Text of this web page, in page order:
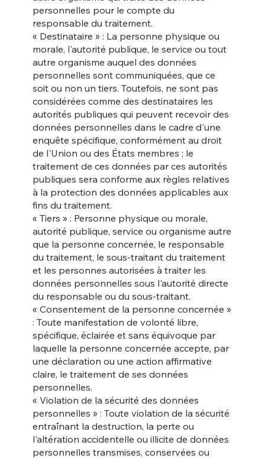
personnelles pour le compte du
responsable du traitement.
« Destinataire » : La personne physique ou
morale, l'autorité publique, le service ou tout
autre organisme auquel des données
personnelles sont communiquées, que ce
soit ou non un tiers. Toutefois, ne sont pas
considérées comme des destinataires les
autorités publiques qui peuvent recevoir des
données personnelles dans le cadre d'une
enquête spécifique, conformément au droit
de l'Union ou des États membres ; le
traitement de ces données par ces autorités
publiques sera conforme aux règles relatives
à la protection des données applicables aux
fins du traitement.
« Tiers » : Personne physique ou morale,
autorité publique, service ou organisme autre
que la personne concernée, le responsable
du traitement, le sous-traitant du traitement
et les personnes autorisées à traiter les
données personnelles sous l'autorité directe
du responsable ou du sous-traitant.
« Consentement de la personne concernée »
: Toute manifestation de volonté libre,
spécifique, éclairée et sans équivoque par
laquelle la personne concernée accepte, par
une déclaration ou une action affirmative
claire, le traitement de ses données
personnelles.
« Violation de la sécurité des données
personnelles » : Toute violation de la sécurité
entraînant la destruction, la perte ou
l'altération accidentelle ou illicite de données
personnelles transmises, conservées ou